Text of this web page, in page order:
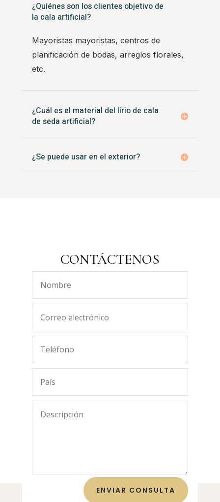
¿Quiénes son los clientes objetivo de
la cala artificial?
Mayoristas mayoristas, centros de
planificación de bodas, arreglos florales,
etc.
¿Cuál es el material del lirio de cala
de seda artificial?
¿Se puede usar en el exterior?
CONTÁCTENOS
ENVIAR CONSULTA